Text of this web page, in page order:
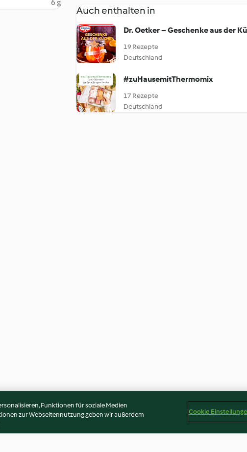
6 g
Auch enthalten in
Dr. Oetker – Geschenke aus der
19 Rezepte
Deutschland
#zuHausemitThermomix
17 Rezepte
Deutschland
Funktionen für soziale Medien
zur Webseitennutzung geben wir außerdem
Cookie